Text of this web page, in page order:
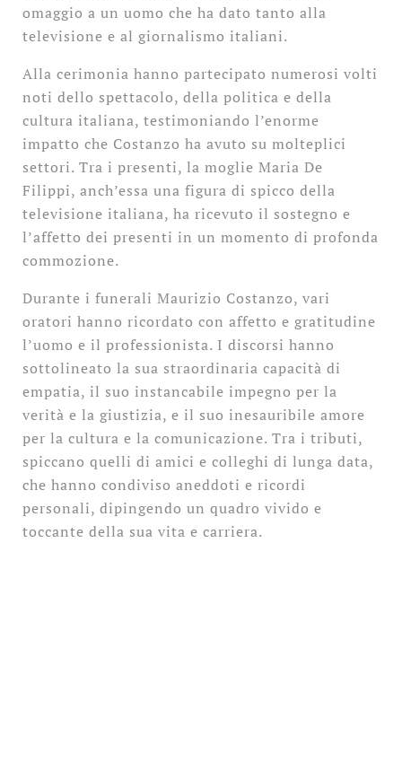
omaggio a un uomo che ha dato tanto alla
televisione e al giornalismo italiani.
Alla cerimonia hanno partecipato numerosi volti
noti dello spettacolo, della politica e della
cultura italiana, testimoniando l’enorme
impatto che Costanzo ha avuto su molteplici
settori. Tra i presenti, la moglie Maria De
Filippi, anch’essa una figura di spicco della
televisione italiana, ha ricevuto il sostegno e
l’affetto dei presenti in un momento di profonda
commozione.
Durante i funerali Maurizio Costanzo, vari
oratori hanno ricordato con affetto e gratitudine
l’uomo e il professionista. I discorsi hanno
sottolineato la sua straordinaria capacità di
empatia, il suo instancabile impegno per la
verità e la giustizia, e il suo inesauribile amore
per la cultura e la comunicazione. Tra i tributi,
spiccano quelli di amici e colleghi di lunga data,
che hanno condiviso aneddoti e ricordi
personali, dipingendo un quadro vivido e
toccante della sua vita e carriera.